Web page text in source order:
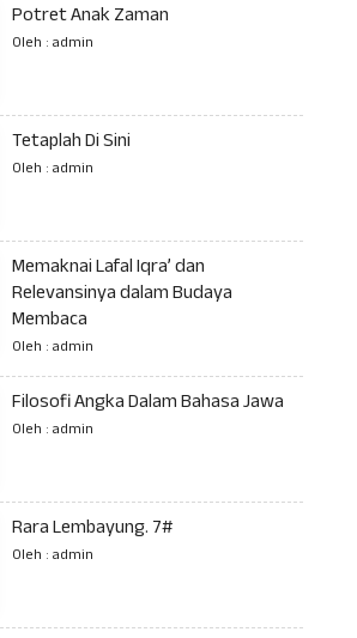
Potret Anak Zaman
Oleh : admin
Tetaplah Di Sini
Oleh : admin
Memaknai Lafal Iqra’ dan
Relevansinya dalam Budaya
Membaca
Oleh : admin
Filosofi Angka Dalam Bahasa Jawa
Oleh : admin
Rara Lembayung. 7#
Oleh : admin